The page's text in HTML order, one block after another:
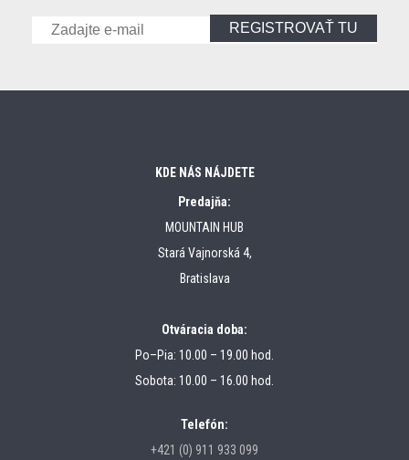
REGISTROVAŤ TU
KDE NÁS NÁJDETE
Predajňa:
MOUNTAIN HUB
Stará Vajnorská 4,
Bratislava
Otváracia doba:
Po–Pia: 10.00 – 19.00 hod.
Sobota: 10.00 – 16.00 hod.
Telefón:
+421 (0) 911 933 099